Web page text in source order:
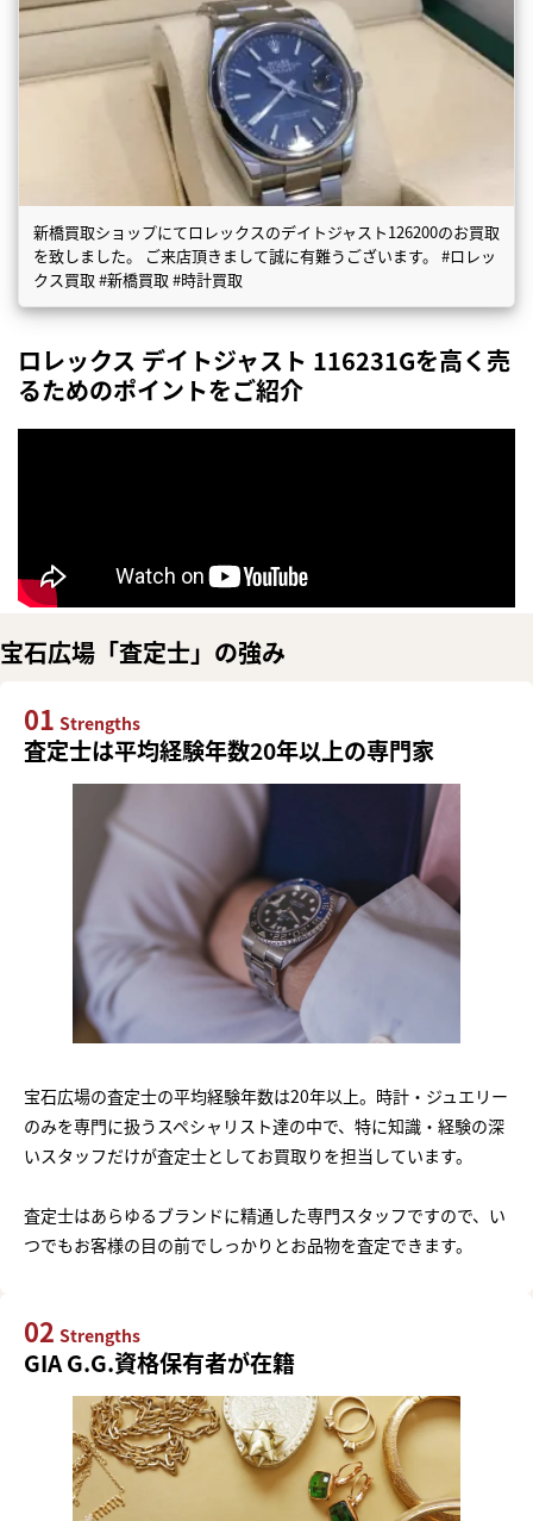
新橋買取ショップにてロレックスのデイトジャスト126200のお買取
を致しました。 ご来店頂きまして誠に有難うございます。 #ロレッ
クス買取 #新橋買取 #時計買取
ロレックス デイトジャスト 116231Gを高く売
るためのポイントをご紹介
宝石広場「査定士」の強み
01 Strengths
査定士は平均経験年数20年以上の専門家
宝石広場の査定士の平均経験年数は20年以上。時計・ジュエリー
のみを専門に扱うスペシャリスト達の中で、特に知識・経験の深
いスタッフだけが査定士としてお買取りを担当しています。
査定士はあらゆるブランドに精通した専門スタッフですので、い
つでもお客様の目の前でしっかりとお品物を査定できます。
02 Strengths
GIA G.G.資格保有者が在籍